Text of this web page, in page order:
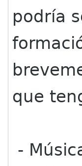
podría
que
-